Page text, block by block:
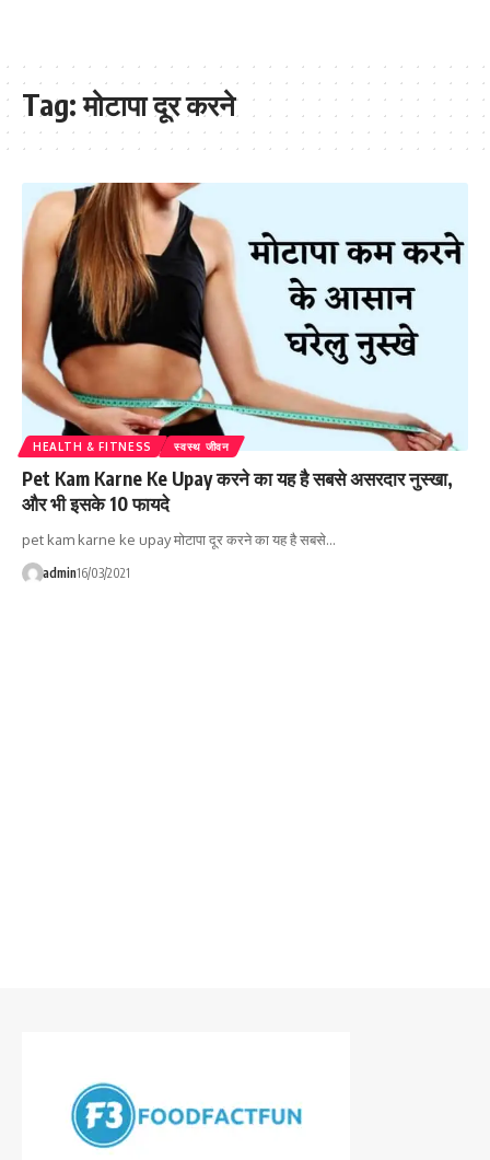
Tag:मोटापा दूर करने
HEALTH & FITNESS स्वस्थ जीवन
Pet Kam Karne Ke Upay करने का यह है सबसे असरदार नुस्खा,
और भी इसके 10 फायदे
pet kam karne ke upay मोटापा दूर करने का यह है सबसे…
admin16/03/2021